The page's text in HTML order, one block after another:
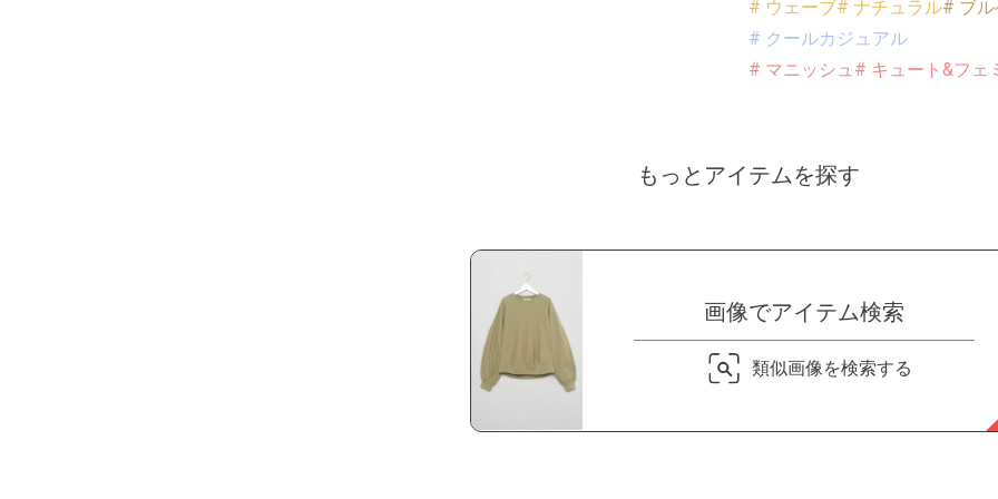
# ウェーブ# ナチュラル# ブル
# クールカジュアル
# マニッシュ # キュート&フェ
もっとアイテムを探す
画像でアイテム検索
類似画像を検索する